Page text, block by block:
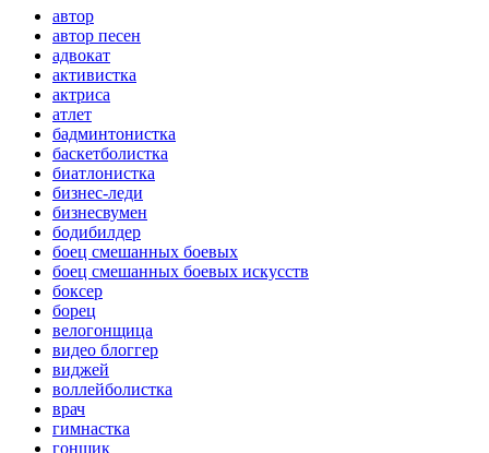
автор
автор песен
адвокат
активистка
актриса
атлет
бадминтонистка
баскетболистка
биатлонистка
бизнес-леди
бизнесвумен
бодибилдер
боец смешанных боевых
боец смешанных боевых искусств
боксер
борец
велогонщица
видео блоггер
виджей
воллейболистка
врач
гимнастка
гонщик